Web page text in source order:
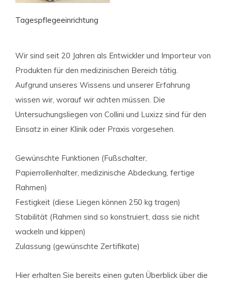
Tagespflegeeinrichtung
Wir sind seit 20 Jahren als Entwickler und Importeur von
Produkten für den medizinischen Bereich tätig.
Aufgrund unseres Wissens und unserer Erfahrung
wissen wir, worauf wir achten müssen. Die
Untersuchungsliegen von Collini und Luxizz sind für den
Einsatz in einer Klinik oder Praxis vorgesehen.
Gewünschte Funktionen (Fußschalter,
Papierrollenhalter, medizinische Abdeckung, fertige
Rahmen)
Festigkeit (diese Liegen können 250 kg tragen)
Stabilität (Rahmen sind so konstruiert, dass sie nicht
wackeln und kippen)
Zulassung (gewünschte Zertifikate)
Hier erhalten Sie bereits einen guten Überblick über die